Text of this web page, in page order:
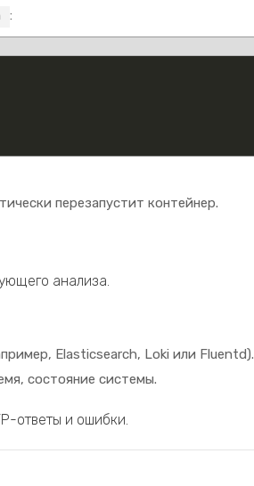
:
перезапустит контейнер.
анализа.
Elasticsearch, Loki или Fluentd).
состояние системы.
ответы и ошибки.